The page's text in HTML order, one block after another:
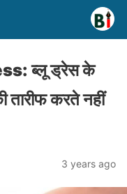
ब्लू ड्रेस के
करते नहीं
3 years ago